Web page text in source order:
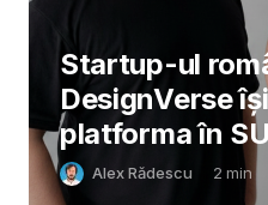
Startup-ul
DesignVerse
platforma în
Alex Rădescu 2 min